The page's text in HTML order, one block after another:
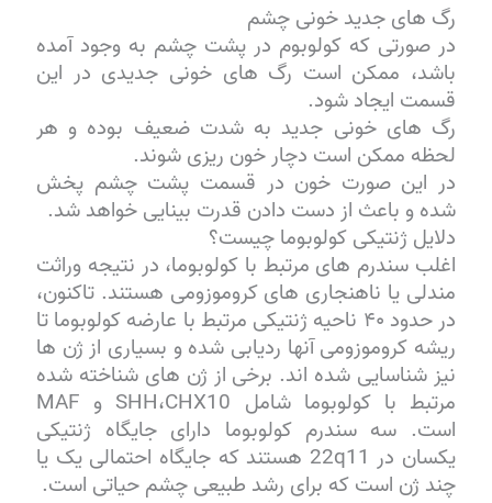
رگ های جدید خونی چشم
در صورتی که کولوبوم در پشت چشم به وجود آمده
باشد، ممکن است رگ های خونی جدیدی در این
قسمت ایجاد شود.
رگ های خونی جدید به شدت ضعیف بوده و هر
لحظه ممکن است دچار خون ریزی شوند.
در این صورت خون در قسمت پشت چشم پخش
شده و باعث از دست دادن قدرت بینایی خواهد شد.
دلایل ژنتیکی کولوبوما چیست؟
اغلب سندرم های مرتبط با کولوبوما، در نتیجه وراثت
مندلی یا ناهنجاری های کروموزومی هستند. تاکنون،
در حدود ۴۰ ناحیه ژنتیکی مرتبط با عارضه کولوبوما تا
ریشه کروموزومی آنها ردیابی شده و بسیاری از ژن ها
نیز شناسایی شده اند. برخی از ژن های شناخته شده
مرتبط با کولوبوما شامل SHH،CHX10 و MAF
است. سه سندرم کولوبوما دارای جایگاه ژنتیکی
یکسان در 22q11 هستند که جایگاه احتمالی یک یا
چند ژن است که برای رشد طبیعی چشم حیاتی است.